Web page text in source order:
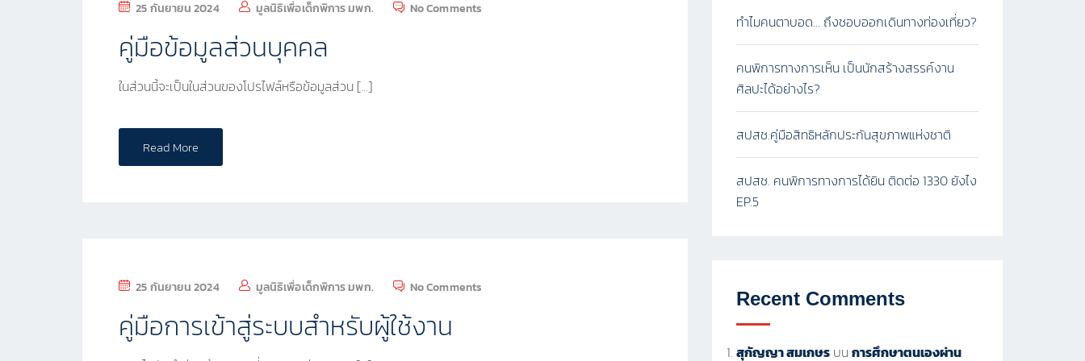
25 กันยายน 2024 มูลนิธิเพื่อเด็กพิการ มพก. No Comments
คู่มือข้อมูลส่วนบุคคล
ในส่วนนี้จะเป็นในส่วนของโปรไฟล์หรือข้อมูลส่วน […]
Read More
25 กันยายน 2024 มูลนิธิเพื่อเด็กพิการ มพก. No Comments
คู่มือการเข้าสู่ระบบสำหรับผู้ใช้งาน
ทำไมคนตาบอด… ถึงชอบออกเดินทางท่องเที่ยว?
คนพิการทางการเห็น เป็นนักสร้างสรรค์งาน
ศิลปะได้อย่างไร?
สปสช.คู่มือสิทธิหลักประกันสุขภาพแห่งชาติ
สปสช. คนพิการทางการได้ยิน ติดต่อ 1330 ยังไง
EP.5
Recent Comments
สุกัญญา สมเกษร บนการศึกษาตนเองผ่าน